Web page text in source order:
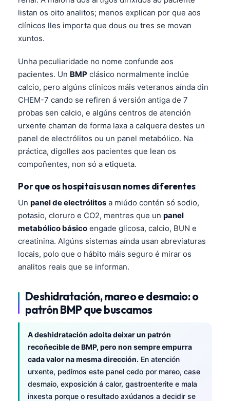
listan os oito analitos; menos explican por que aos
clínicos lles importa que dous ou tres se movan
xuntos.
Unha peculiaridade no nome confunde aos
pacientes. Un BMP clásico normalmente inclúe
calcio, pero algúns clínicos máis veteranos aínda din
CHEM-7 cando se refiren á versión antiga de 7
probas sen calcio, e algúns centros de atención
urxente chaman de forma laxa a calquera destes un
panel de electrólitos ou un panel metabólico. Na
práctica, dígolles aos pacientes que lean os
compoñentes, non só a etiqueta.
Por que os hospitais usan nomes diferentes
Un panel de electrólitos a miúdo contén só sodio,
potasio, cloruro e CO2, mentres que un panel
metabólico básico engade glicosa, calcio, BUN e
creatinina. Algúns sistemas aínda usan abreviaturas
locais, polo que o hábito máis seguro é mirar os
analitos reais que se informan.
Deshidratación, mareo e desmaio: o
patrón BMP que buscamos
A deshidratación adoita deixar un patrón
recoñecible de BMP, pero non sempre empurra
cada valor na mesma dirección. En atención
urxente, pedimos este panel cedo por mareo, case
desmaio, exposición á calor, gastroenterite e mala
inxesta porque o resultado axúdanos a decidir se